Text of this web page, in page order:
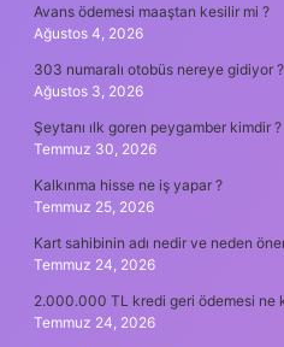
Avans ödemesi maaştan kesilir mi ?
Ağustos 4, 2026
303 numaralı otobüs nereye gidiyor ?
Ağustos 3, 2026
Şeytanı ılk goren peygamber kimdir ?
Temmuz 30, 2026
Kalkınma hisse ne iş yapar ?
Temmuz 25, 2026
Kart sahibinin adı nedir ve neden
Temmuz 24, 2026
2.000.000 TL kredi geri ödemesi ne
Temmuz 24, 2026